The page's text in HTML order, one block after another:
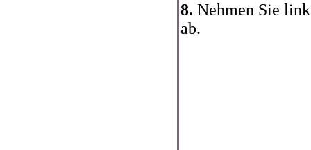
8. Nehmen Sie
ab.